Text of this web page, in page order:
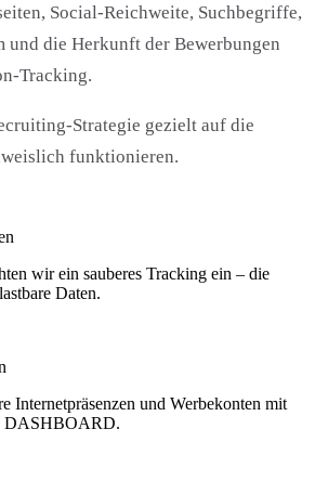
Social-Reichweite, Suchbegriffe,
und die Herkunft der Bewerbungen
Tracking.
Strategie gezielt auf die
funktionieren.
wir ein sauberes Tracking ein – die
Daten.
Internetpräsenzen und Werbekonten mit
DASHBOARD.